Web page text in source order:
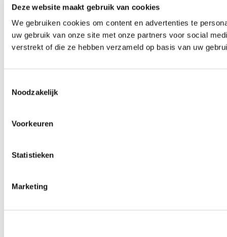
Deze website maakt gebruik van cookies
We gebruiken cookies om content en advertenties te
uw gebruik van onze site met onze partners voor social
verstrekt of die ze hebben verzameld op basis van uw
Noodzakelijk
Voorkeuren
Statistieken
Marketing